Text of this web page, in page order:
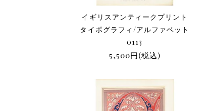
イギリスアンティークプリント
タイポグラフィ/アルファベット
0113
5,500円(税込)